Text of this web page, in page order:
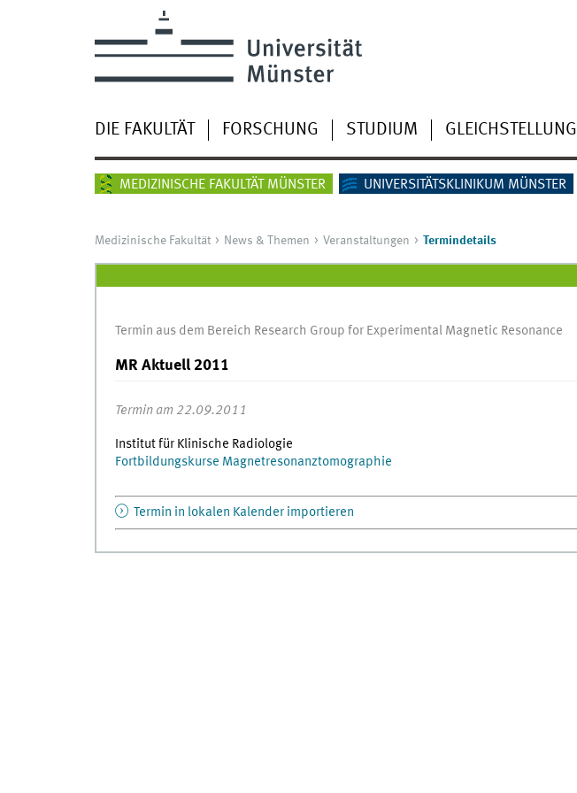
DIE FAKULTÄT FORSCHUNG STUDIUM GLEICHSTELLUNG
MEDIZINISCHE FAKULTÄT MÜNSTER UNIVERSITÄTSKLINIKUM MÜNSTER
Medizinische Fakultät News & Themen Veranstaltungen Termindetails
Termin aus dem Bereich Research Group for Experimental Magnetic Resonance
MR Aktuell 2011
Termin am 22.09.2011
Institut für Klinische Radiologie
Fortbildungskurse Magnetresonanztomographie
Termin in lokalen Kalender importieren